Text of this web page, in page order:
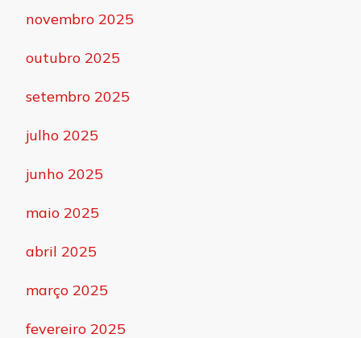
novembro 2025
outubro 2025
setembro 2025
julho 2025
junho 2025
maio 2025
abril 2025
março 2025
fevereiro 2025